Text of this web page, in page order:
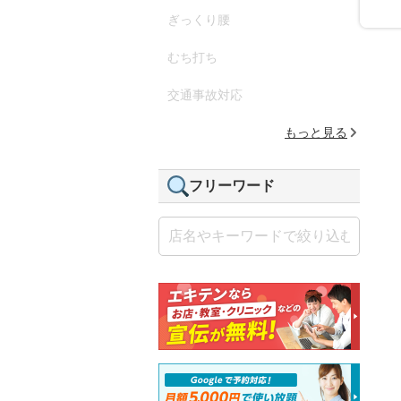
ぎっくり腰
むち打ち
交通事故対応
もっと見る
フリーワード